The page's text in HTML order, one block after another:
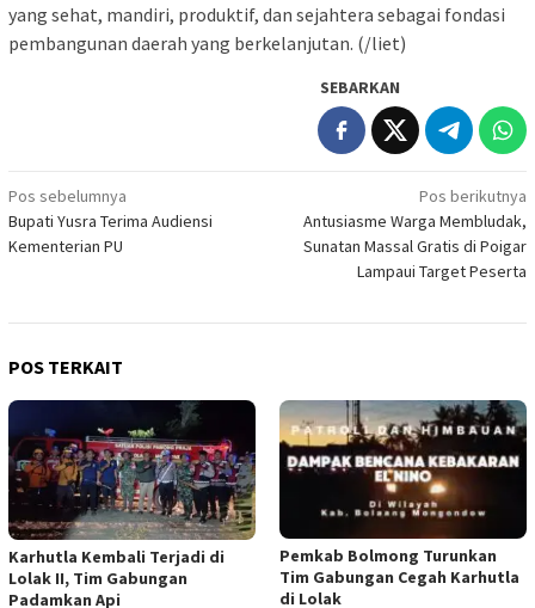
yang sehat, mandiri, produktif, dan sejahtera sebagai fondasi
pembangunan daerah yang berkelanjutan. (/liet)
SEBARKAN
Navigasi
pos
Pos sebelumnya
Bupati Yusra Terima Audiensi
Kementerian PU
Pos berikutnya
Antusiasme Warga Membludak,
Sunatan Massal Gratis di Poigar
Lampaui Target Peserta
POS TERKAIT
Karhutla Kembali Terjadi di
Lolak II, Tim Gabungan
Padamkan Api
Pemkab Bolmong Turunkan
Tim Gabungan Cegah Karhutla
di Lolak